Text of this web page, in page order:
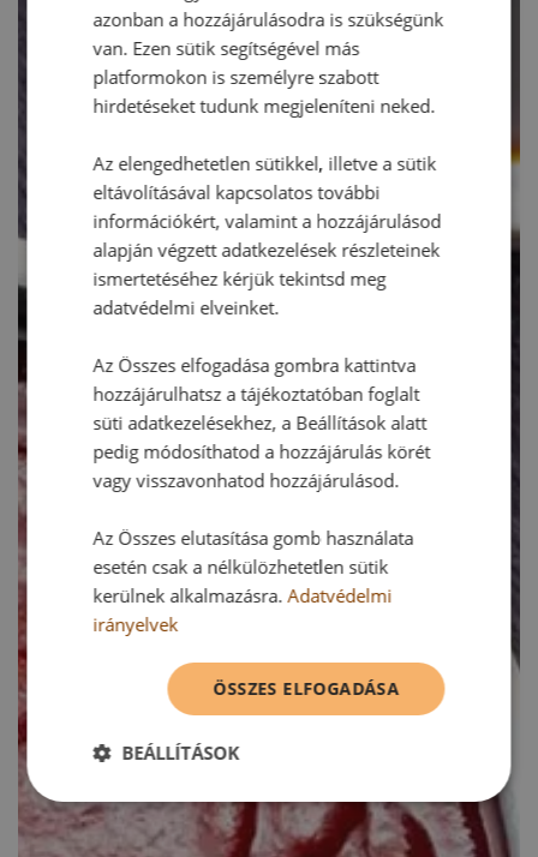
azonban a hozzájárulásodra is szükségünk
van. Ezen sütik segítségével más
platformokon is személyre szabott
hirdetéseket tudunk megjeleníteni neked.
Az elengedhetetlen sütikkel, illetve a sütik
eltávolításával kapcsolatos további
információkért, valamint a hozzájárulásod
alapján végzett adatkezelések részleteinek
ismertetéséhez kérjük tekintsd meg
adatvédelmi elveinket.
Az Összes elfogadása gombra kattintva
hozzájárulhatsz a tájékoztatóban foglalt
süti adatkezelésekhez, a Beállítások alatt
pedig módosíthatod a hozzájárulás körét
vagy visszavonhatod hozzájárulásod.
Az Összes elutasítása gomb használata
esetén csak a nélkülözhetetlen sütik
kerülnek alkalmazásra.Adatvédelmi
irányelvek
ÖSSZES ELFOGADÁSA
BEÁLLÍTÁSOK